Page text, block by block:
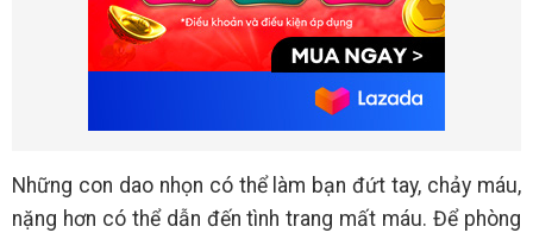
Những con dao nhọn có thể làm bạn đứt tay, chảy máu,
nặng hơn có thể dẫn đến tình trang mất máu. Để phòng